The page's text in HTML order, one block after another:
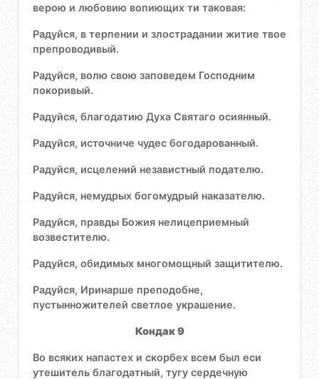
верою и любовию вопиющих ти таковая:
Радуйся, в терпении и злострадании житие твое
препроводивый.
Радуйся, волю свою заповедем Господним
покоривый.
Радуйся, благодатию Духа Святаго осиянный.
Радуйся, источниче чудес богодарованный.
Радуйся, исцелений независтный подателю.
Радуйся, немудрых богомудрый наказателю.
Радуйся, правды Божия нелицеприемный
возвестителю.
Радуйся, обидимых многомощный защитителю.
Радуйся, Иринарше преподобне,
пустынножителей светлое украшение.
Кондак 9
Во всяких напастех и скорбех всем был еси
утешитель благодатный, тугу сердечную